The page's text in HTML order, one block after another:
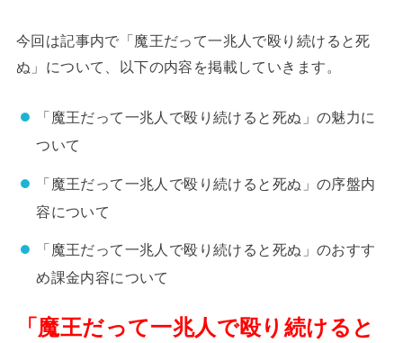
今回は記事内で「魔王だって一兆人で殴り続けると死
ぬ」について、以下の内容を掲載していきます。
「魔王だって一兆人で殴り続けると死ぬ」の魅力に
ついて
「魔王だって一兆人で殴り続けると死ぬ」の序盤内
容について
「魔王だって一兆人で殴り続けると死ぬ」のおすす
め課金内容について
「魔王だって一兆人で殴り続けると